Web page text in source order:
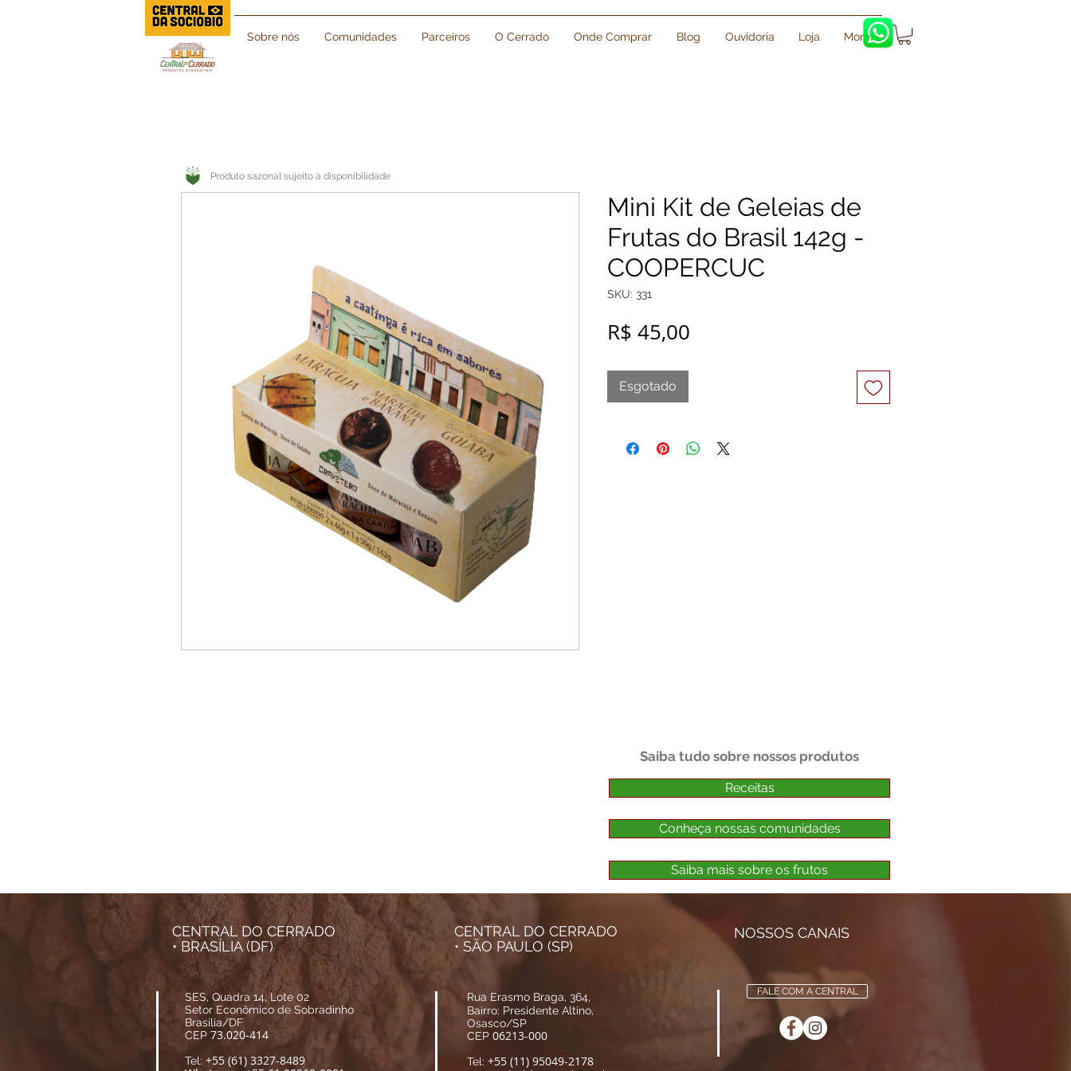
Sobre nós Comunidades Parceiros O Cerrado Onde Comprar Blog Ouvidoria Loja More
Mini Kit de Geleias de
Frutas do Brasil 142g -
COOPERCUC
SKU: 331
R$ 45,00
Esgotado
Produto sazonal sujeito à disponibilidade
Saiba tudo sobre nossos produtos
Receitas
Conheça nossas comunidades
Saiba mais sobre os frutos
NOSSOS CANAIS
Rua Erasmo Braga, 364,
Bairro: Presidente Altino,
Osasco/SP
CEP 06213-000
Tel: +55 (11) 95049-2178
FALE COM A CENTRAL
CENTRAL DO CERRADO
• SÃO PAULO (SP)
CENTRAL DO CERRADO
• BRASÍLIA (DF)
SES, Quadra 14, Lote 02
Setor Econômico de Sobradinho
Brasília/DF
CEP 73.020-414
Tel: +55 (61) 3327-8489